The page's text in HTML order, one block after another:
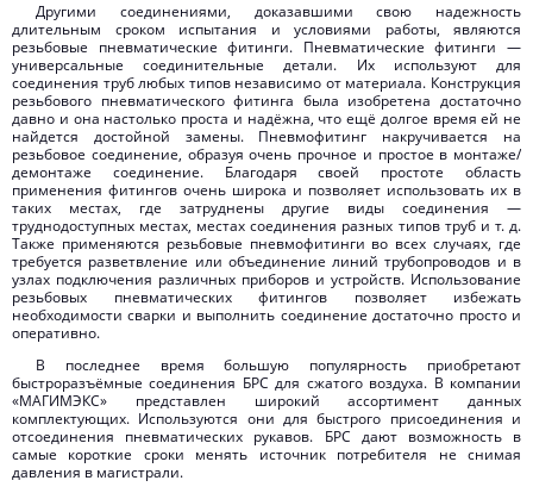
Другими соединениями, доказавшими свою надежность
длительным сроком испытания и условиями работы, являются
резьбовые пневматические фитинги. Пневматические фитинги —
универсальные соединительные детали. Их используют для
соединения труб любых типов независимо от материала. Конструкция
резьбового пневматического фитинга была изобретена достаточно
давно и она настолько проста и надёжна, что ещё долгое время ей не
найдется достойной замены. Пневмофитинг накручивается на
резьбовое соединение, образуя очень прочное и простое в монтаже/
демонтаже соединение. Благодаря своей простоте область
применения фитингов очень широка и позволяет использовать их в
таких местах, где затруднены другие виды соединения —
труднодоступных местах, местах соединения разных типов труб и т. д.
Также применяются резьбовые пневмофитинги во всех случаях, где
требуется разветвление или объединение линий трубопроводов и в
узлах подключения различных приборов и устройств. Использование
резьбовых пневматических фитингов позволяет избежать
необходимости сварки и выполнить соединение достаточно просто и
оперативно.
В последнее время большую популярность приобретают
быстроразъёмные соединения БРС для сжатого воздуха. В компании
«МАГИМЭКС» представлен широкий ассортимент данных
комплектующих. Используются они для быстрого присоединения и
отсоединения пневматических рукавов. БРС дают возможность в
самые короткие сроки менять источник потребителя не снимая
давления в магистрали.